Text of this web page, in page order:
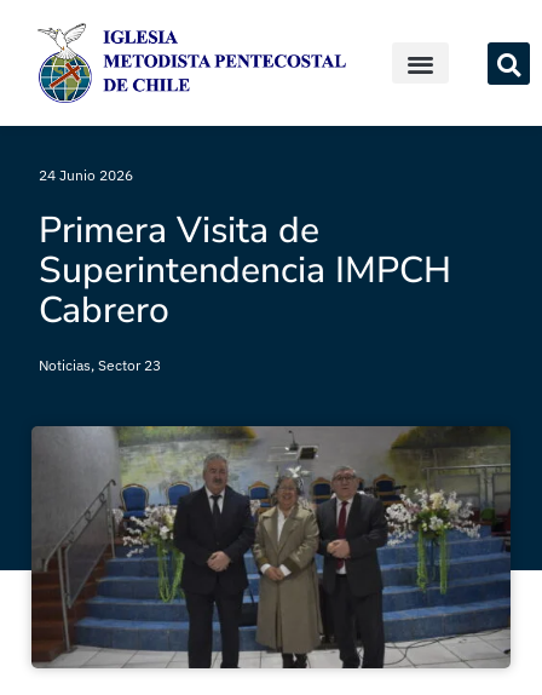
24 Junio 2026
Primera Visita de
Superintendencia IMPCH
Cabrero
Noticias, Sector 23